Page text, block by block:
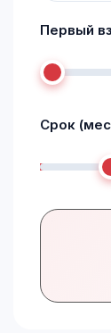
Первый
Срок